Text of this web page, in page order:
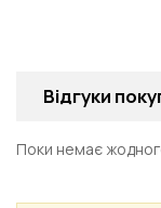
Відгуки
Поки немає